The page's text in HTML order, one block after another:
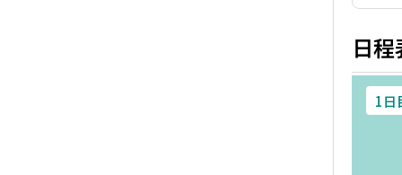
日程
1日